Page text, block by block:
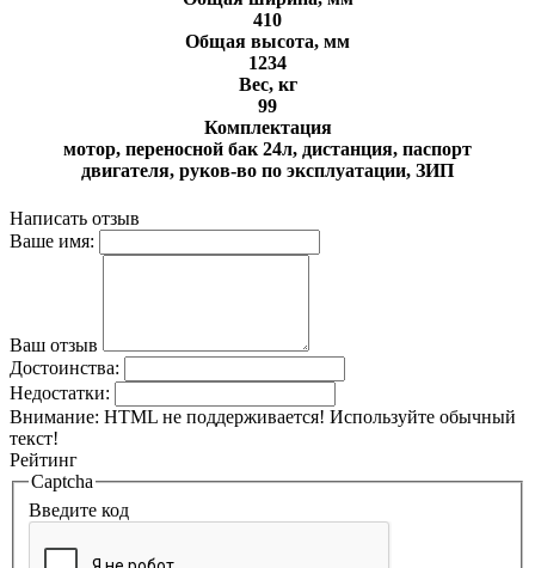
410
Общая высота, мм
1234
Вес, кг
99
Комплектация
мотор, переносной бак 24л, дистанция, паспорт
двигателя, руков-во по эксплуатации, ЗИП
Написать отзыв
Ваше имя:
Ваш отзыв
Достоинства:
Недостатки:
Внимание: HTML не поддерживается! Используйте обычный
текст!
Рейтинг
Captcha
Введите код